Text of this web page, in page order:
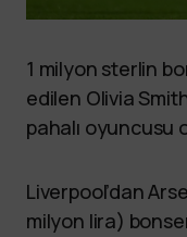
1 milyon sterlin
edilen Olivia
pahalı oyuncusu
Liverpool’dan
milyon lira)